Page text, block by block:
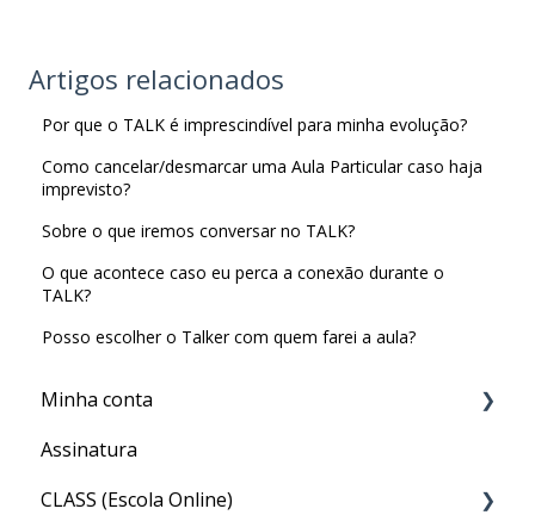
Artigos relacionados
Por que o TALK é imprescindível para minha evolução?
Como cancelar/desmarcar uma Aula Particular caso haja
imprevisto?
Sobre o que iremos conversar no TALK?
O que acontece caso eu perca a conexão durante o
TALK?
Posso escolher o Talker com quem farei a aula?
Minha conta
Minha Conta
Assinatura
CLASS (Escola Online)